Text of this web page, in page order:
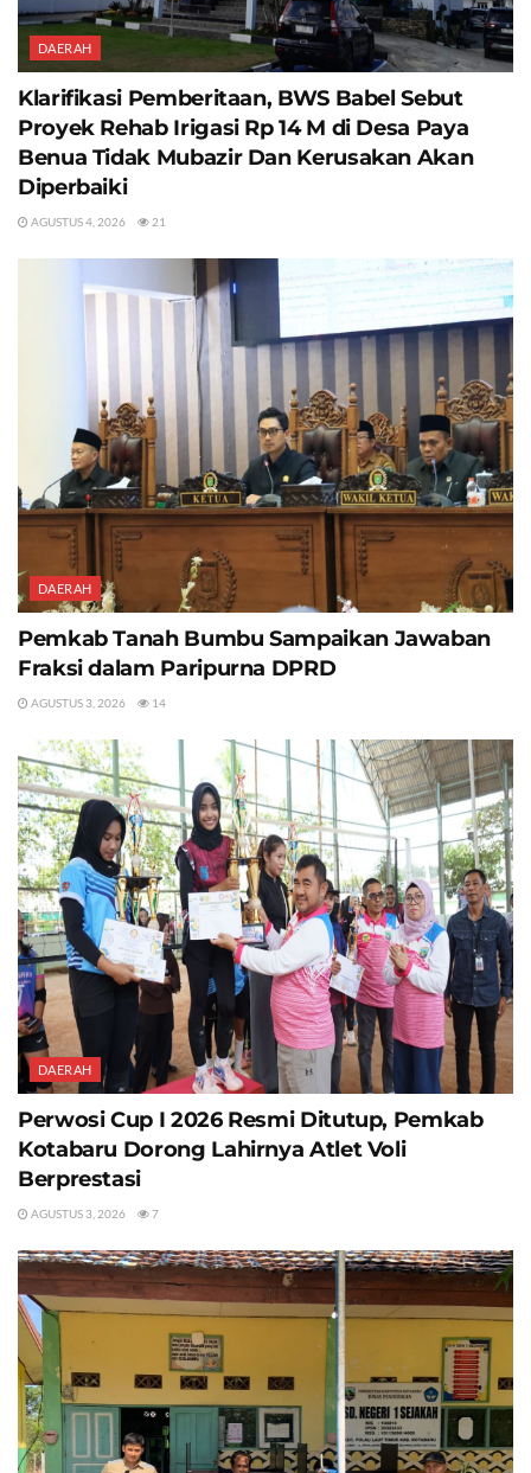
DAERAH
Klarifikasi Pemberitaan, BWS Babel Sebut
Proyek Rehab Irigasi Rp 14 M di Desa Paya
Benua Tidak Mubazir Dan Kerusakan Akan
Diperbaiki
AGUSTUS 4, 2026 21
DAERAH
Pemkab Tanah Bumbu Sampaikan Jawaban
Fraksi dalam Paripurna DPRD
AGUSTUS 3, 2026 14
DAERAH
Perwosi Cup I 2026 Resmi Ditutup, Pemkab
Kotabaru Dorong Lahirnya Atlet Voli
Berprestasi
AGUSTUS 3, 2026 7